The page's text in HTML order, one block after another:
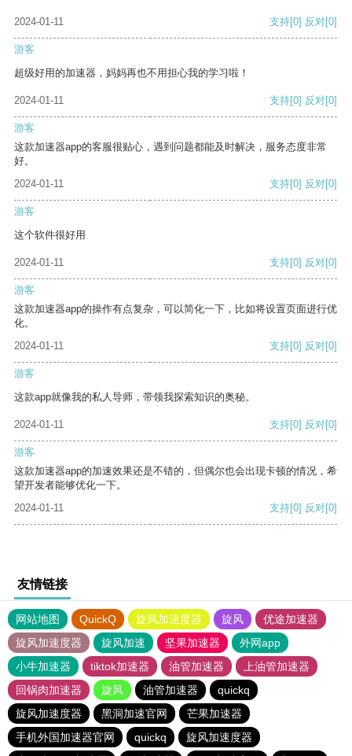
2024-01-11 支持[0] 反对[0]
游客
超级好用的加速器，妈妈再也不用担心我的学习啦！
2024-01-11 支持[0] 反对[0]
游客
这款加速器app的客服很贴心，遇到问题都能及时解决，服务态度非常
好。
2024-01-11
支持[0] 反对[0]
游客
这个软件很好用
2024-01-11 支持[0] 反对[0]
游客
这款加速器app的操作有点复杂，可以简化一下，比如将设置页面进行优
化。
2024-01-11
支持[0] 反对[0]
游客
这款app就像我的私人导师，带领我探索知识的奥秘。
2024-01-11 支持[0] 反对[0]
游客
这款加速器app的加速效果还是不错的，但偶尔也会出现卡顿的情况，希
望开发者能够优化一下。
2024-01-11
支持[0] 反对[0]
友情链接
网站地图 QuickQ 旋风加速度器 旋风
优途加速器
旋风加速度器
旋风加速 坚果加速器
外网app
小牛加速器
tiktok加速器 油管加速器
上油管加速器
回锅肉加速器
旋风 油管加速器
quickq
旋风加速度器
黑洞加速官网
芒果加速器
手机外国加速器官网
quickq
旋风加速度器